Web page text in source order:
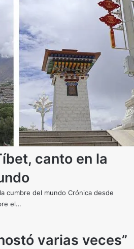
canto en la
cumbre del mundo Crónica desde
el…
varias veces”